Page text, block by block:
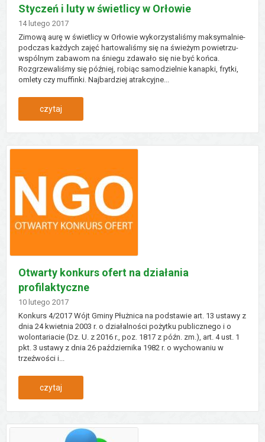
Styczeń i luty w świetlicy w Orłowie
Dodano
14 lutego 2017
Zimową aurę w świetlicy w Orłowie wykorzystaliśmy maksymalnie-
podczas każdych zajęć hartowaliśmy się na świeżym powietrzu-
wspólnym zabawom na śniegu zdawało się nie być końca.
Rozgrzewaliśmy się później, robiąc samodzielnie kanapki, frytki,
omlety czy muffinki. Najbardziej atrakcyjne...
czytaj
styczeń
luty
w
świetlicy
orłowie
Otwarty konkurs ofert na działania
profilaktyczne
Dodano
10 lutego 2017
Konkurs 4/2017 Wójt Gminy Płużnica na podstawie art. 13 ustawy z
dnia 24 kwietnia 2003 r. o działalności pożytku publicznego i o
wolontariacie (Dz. U. z 2016 r., poz. 1817 z późn. zm.), art. 4 ust. 1
pkt. 3 ustawy z dnia 26 października 1982 r. o wychowaniu w
trzeźwości i...
czytaj
otwarty
konkurs